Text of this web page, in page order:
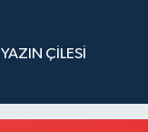
ÇİLESİ